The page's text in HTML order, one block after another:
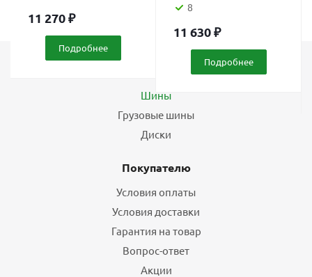
11 270₽
Подробнее
8
11 630₽
Подробнее
Шины
Грузовые шины
Диски
Покупателю
Условия оплаты
Условия доставки
Гарантия на товар
Вопрос-ответ
Акции